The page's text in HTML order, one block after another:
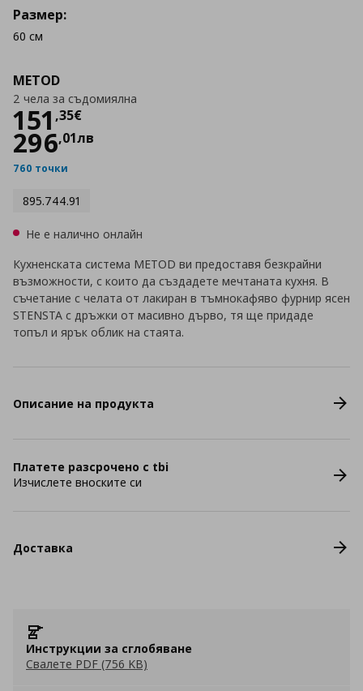
METOD
2 чела за съдомиялна
151 ,35€
Цена
296,01лв
760 точки
895.744.91
Размер:
60 см
Не е налично онлайн
Кухненската система METOD ви предоставя безкрайни
възможности, с които да създадете мечтаната кухня. В
съчетание с челата от лакиран в тъмнокафяво фурнир ясен
STENSTA с дръжки от масивно дърво, тя ще придаде
топъл и ярък облик на стаята.
Описание на продукта
Платете разсрочено с tbi
Изчислете вноските си
Доставка
Инструкции за сглобяване
Свалете PDF (756 KB)